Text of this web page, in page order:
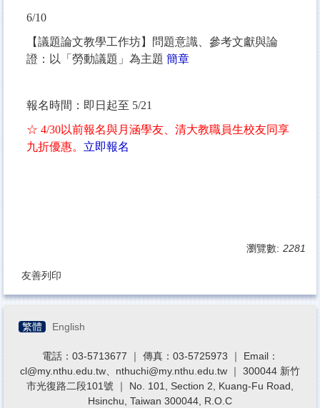
6/10
【議題論文教學工作坊】問題意識、參考文獻與論
證：以「勞動議題」為主題 簡章
報名時間：即日起至 5/21
☆ 4/30以前報名與月涵學友、清大教職員生校友同享
九折優惠。 立即報名
瀏覽數: 2281
友善列印
繁體 English
電話：03-5713677 ｜ 傳真：03-5725973 ｜ Email：
cl@my.nthu.edu.tw、nthuchi@my.nthu.edu.tw ｜ 300044 新竹
市光復路二段101號 ｜ No. 101, Section 2, Kuang-Fu Road,
Hsinchu, Taiwan 300044, R.O.C